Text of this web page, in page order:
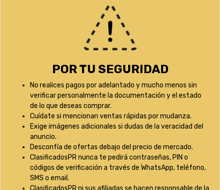
POR TU SEGURIDAD
No realices pagos por adelantado y mucho menos sin
verificar personalmente la documentación y el estado
de lo que deseas comprar.
Cuídate si mencionan ventas rápidas por mudanza.
Exige imágenes adicionales si dudas de la veracidad del
anuncio.
Desconfía de ofertas debajo del precio de mercado.
ClasificadosPR nunca te pedirá contraseñas, PIN o
códigos de verificación a través de WhatsApp, teléfono,
SMS o email.
ClasificadosPR ni sus afiliadas se hacen responsable de la